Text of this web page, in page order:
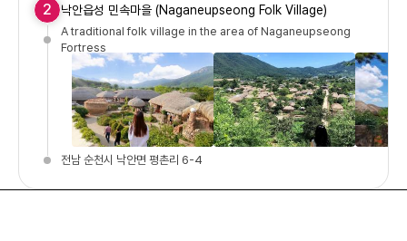
2 낙안읍성 민속마을 (Naganeupseong Folk Village)
A traditional folk village in the area of Naganeupseong
Fortress
전남 순천시 낙안면 평촌리 6-4